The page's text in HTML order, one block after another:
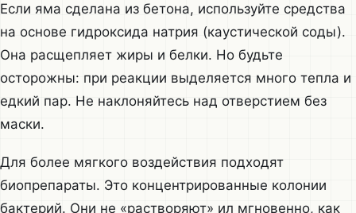
Если яма сделана из бетона, используйте средства
на основе гидроксида натрия (каустической соды).
Она расщепляет жиры и белки. Но будьте
осторожны: при реакции выделяется много тепла и
едкий пар. Не наклоняйтесь над отверстием без
маски.
Для более мягкого воздействия подходят
биопрепараты. Это концентрированные колонии
бактерий. Они не «растворяют» ил мгновенно, как